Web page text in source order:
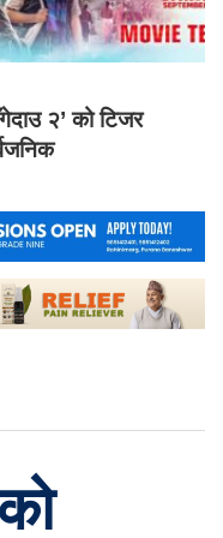
२’ को टिजर